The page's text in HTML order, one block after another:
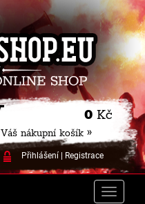
0 Kč
Váš nákupní košík »
Přihlášení| Registrace
Toggle